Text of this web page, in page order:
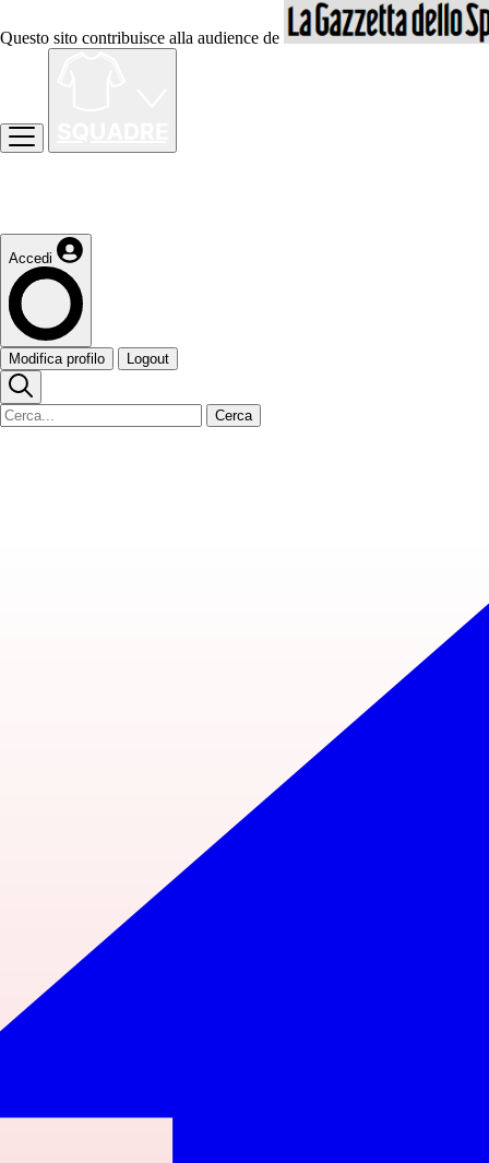
Questo sito contribuisce alla audience de
Accedi
Modifica profilo Logout
Cerca